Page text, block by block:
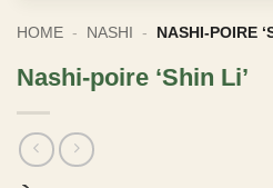
HOME - NASHI - NASHI-POIRE
Nashi-poire ‘Shin Li’